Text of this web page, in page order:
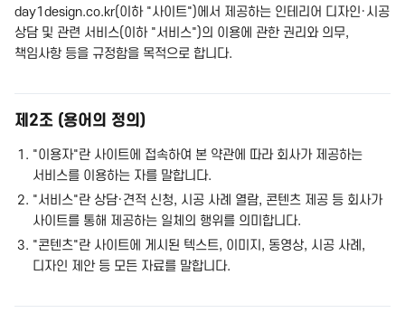
day1design.co.kr(이하 "사이트")에서 제공하는 인테리어 디자인·시공
상담 및 관련 서비스(이하 "서비스")의 이용에 관한 권리와 의무,
책임사항 등을 규정함을 목적으로 합니다.
제2조 (용어의 정의)
"이용자"란 사이트에 접속하여 본 약관에 따라 회사가 제공하는
서비스를 이용하는 자를 말합니다.
"서비스"란 상담·견적 신청, 시공 사례 열람, 콘텐츠 제공 등 회사가
사이트를 통해 제공하는 일체의 행위를 의미합니다.
"콘텐츠"란 사이트에 게시된 텍스트, 이미지, 동영상, 시공 사례,
디자인 제안 등 모든 자료를 말합니다.